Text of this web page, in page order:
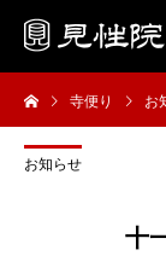
寺便り お
お知らせ
十